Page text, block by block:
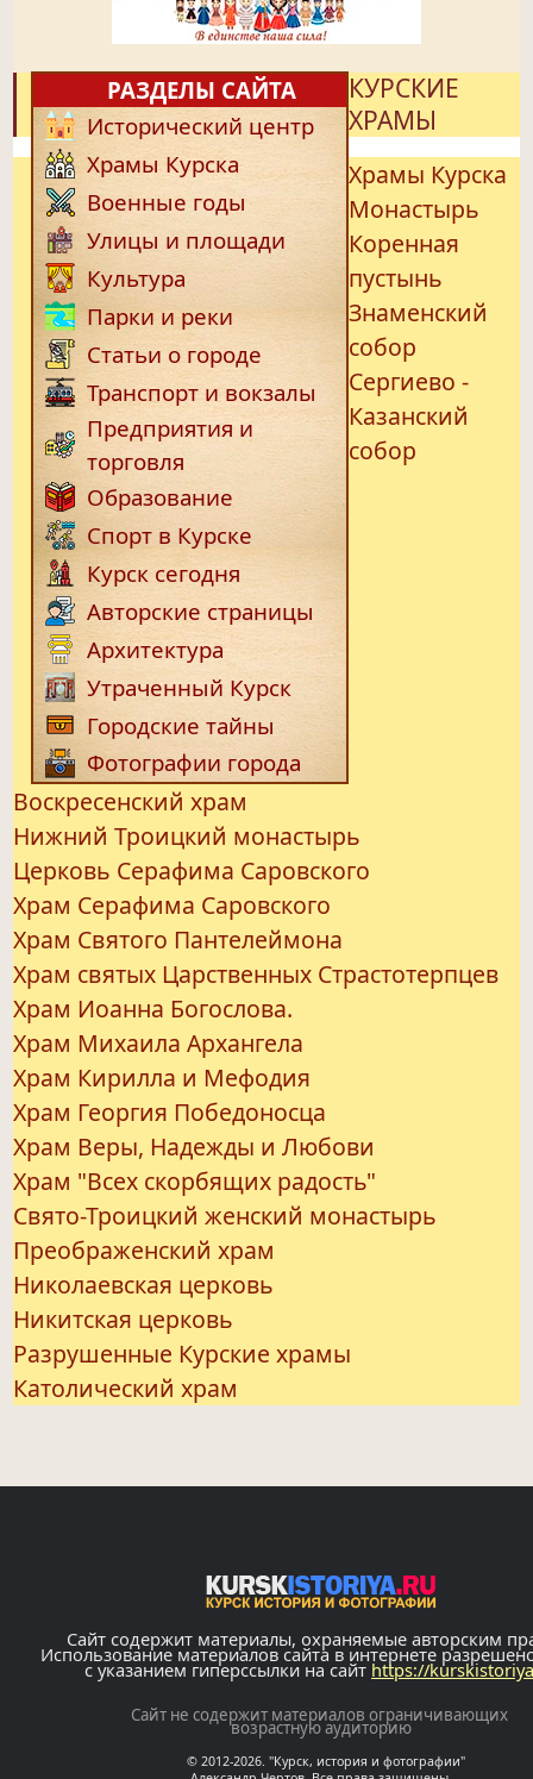
РАЗДЕЛЫ САЙТА
Исторический центр
Храмы Курска
Военные годы
Улицы и площади
Культура
Парки и реки
Статьи о городе
Транспорт и вокзалы
Предприятия и
торговля
Образование
Спорт в Курске
Курск сегодня
Авторские страницы
Архитектура
Утраченный Курск
Городские тайны
Фотографии города
КУРСКИЕ
ХРАМЫ
Храмы Курска
Монастырь
Коренная
пустынь
Знаменский
собор
Сергиево -
Казанский
собор
Воскресенский храм
Нижний Троицкий монастырь
Церковь Серафима Саровского
Храм Серафима Саровского
Храм Святого Пантелеймона
Храм святых Царственных Страстотерпцев
Храм Иоанна Богослова.
Храм Михаила Архангела
Храм Кирилла и Мефодия
Храм Георгия Победоносца
Храм Веры, Надежды и Любови
Храм "Всех скорбящих радость"
Свято-Троицкий женский монастырь
Преображенский храм
Николаевская церковь
Никитская церковь
Разрушенные Курские храмы
Католический храм
Сайт содержит материалы, охраняемые авторским
Использование материалов сайта в интернете
с указанием гиперссылки на сайтhttps://
Сайт не содержит материалов ограничивающих
возрастную аудиторию
© 2012-2026. "Курск, история и фотографии"